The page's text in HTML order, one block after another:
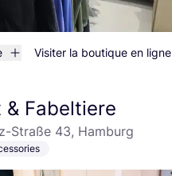
Visiter la boutique en ligne
& Fabeltiere
Straße 43, Hamburg